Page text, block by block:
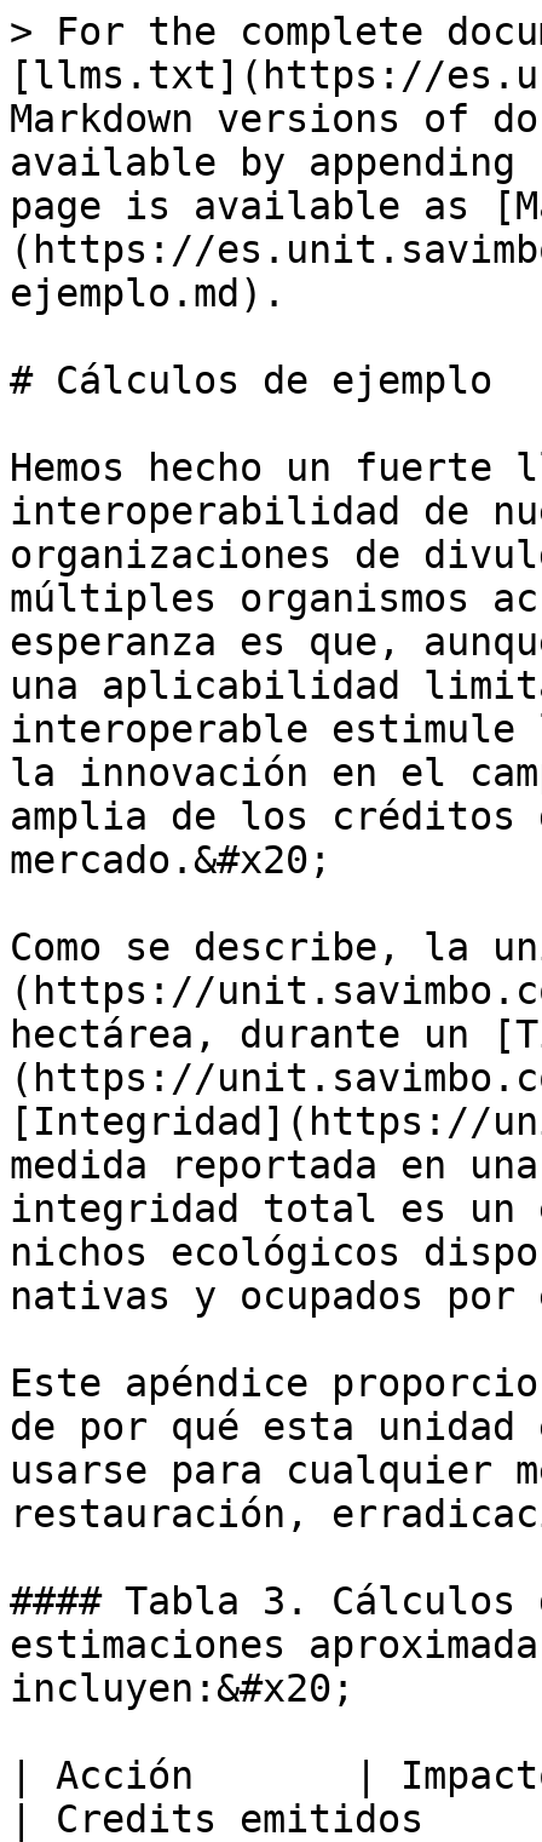
> For the complete
[llms.txt](https://
Markdown versions of
available by
page is available as
(https://
ejemplo.md).
# Cálculos de ejemplo
Hemos hecho un
interoperabilidad de
organizaciones de
múltiples organismos
esperanza es que,
una aplicabilidad
interoperable estimule
la innovación en el
amplia de los créditos
mercado.&#x20;
Como se describe, la
(https://
hectárea, durante un
(https://
[Integridad](https://
medida reportada en
integridad total es un
nichos ecológicos
nativas y ocupados
Este apéndice
de por qué esta
usarse para cualquier
restauración,
#### Tabla 3. Cálculos
estimaciones
incluyen:&#x20;
| Acción       |
| Credits emitidos